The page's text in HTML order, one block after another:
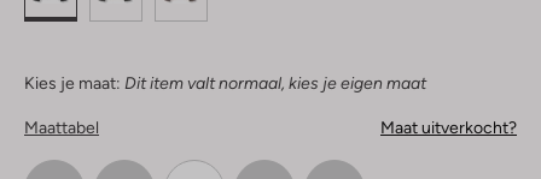
Kies je maat: Dit item valt normaal, kies je eigen maat
Maattabel Maat uitverkocht?